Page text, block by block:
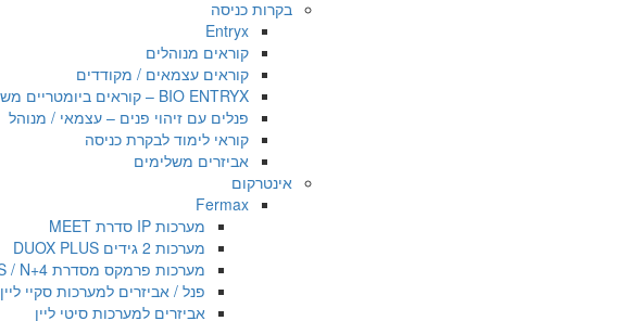
בקרות כניסה
Entryx
קוראים מנוהלים
קוראים עצמאים / מקודדים
BIO ENTRYX – קוראים ביומטריים משולבי קרבה
פנלים עם זיהוי פנים – עצמאי / מנוהל
קוראי לימוד לבקרת כניסה
אביזרים משלימים
אינטרקום
Fermax
מערכות IP סדרת MEET
מערכות 2 גידים DUOX PLUS
מערכות פרמקס מסדרת VDS / N+4 מודולרי
פנל / אביזרים למערכות סקיי ליין
אביזרים למערכות סיטי ליין